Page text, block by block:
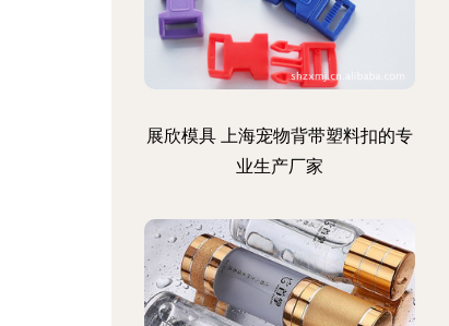
展欣模具 上海宠物背带塑料扣的专
业生产厂家